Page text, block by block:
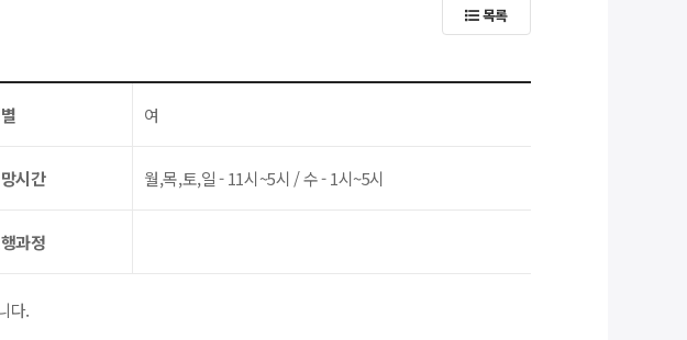
목록
여
시간 월,목,토,일 - 11시~5시 / 수 - 1시~5시
과정
다.